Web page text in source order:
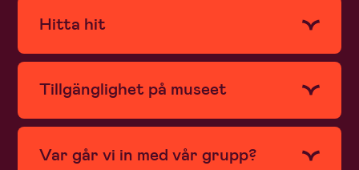
Hitta hit
Tillgänglighet på museet
Var går vi in med vår grupp?